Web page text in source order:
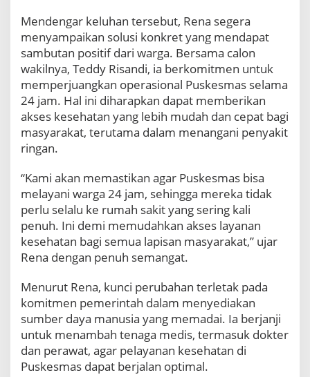
m
d
a
n
P
r
b
a
i
K
e
s
e
j
e
r
a
a
W
a
Mendengar keluhan tersebut, Rena segera
menyampaikan solusi konkret yang mendapat
sambutan positif dari warga. Bersama calon
wakilnya, Teddy Risandi, ia berkomitmen untuk
memperjuangkan operasional Puskesmas selama
24 jam. Hal ini diharapkan dapat memberikan
akses kesehatan yang lebih mudah dan cepat bagi
masyarakat, terutama dalam menangani penyakit
ringan.
“Kami akan memastikan agar Puskesmas bisa
melayani warga 24 jam, sehingga mereka tidak
perlu selalu ke rumah sakit yang sering kali
penuh. Ini demi memudahkan akses layanan
kesehatan bagi semua lapisan masyarakat,” ujar
Rena dengan penuh semangat.
Menurut Rena, kunci perubahan terletak pada
komitmen pemerintah dalam menyediakan
sumber daya manusia yang memadai. Ia berjanji
untuk menambah tenaga medis, termasuk dokter
dan perawat, agar pelayanan kesehatan di
Puskesmas dapat berjalan optimal.